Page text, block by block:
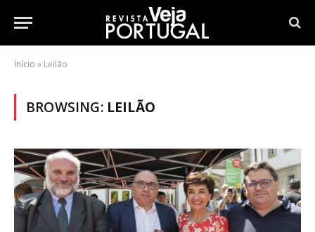
Início » Leilão
BROWSING: LEILÃO